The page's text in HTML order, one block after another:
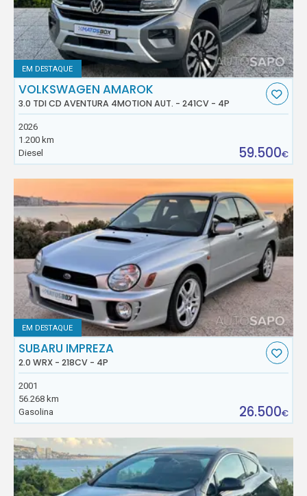
EM DESTAQUE
VOLKSWAGEN AMAROK
3.0 TDI CD AVENTURA 4MOTION AUT. - 241CV - 4P
2026
1.200 km
Diesel
59.500€
EM DESTAQUE
SUBARU IMPREZA
2.0 WRX - 218CV - 4P
2001
56.268 km
Gasolina
26.500€